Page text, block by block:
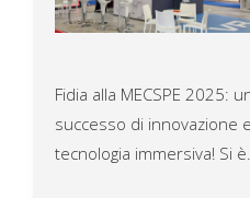
Fidia alla MECSPE 2025:
successo di innovazione e
tecnologia immersiva! Si è